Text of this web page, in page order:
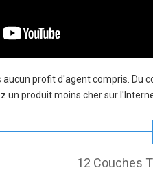
profit d'agent compris. Du
un produit moins cher sur
12 Couches